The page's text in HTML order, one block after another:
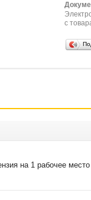
с
на 1 рабочее место